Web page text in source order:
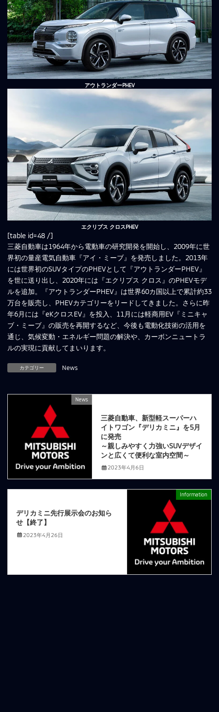
アウトランダーPHEV
エクリプス クロスPHEV
[table id=48 /]
三菱自動車は1964年から電動車の研究開発を開始し、2009年に世
界初の量産電気自動車『アイ・ミーブ』を発売しました。2013年
には世界初のSUVタイプのPHEVとして『アウトランダーPHEV』
を世に送り出し、2020年には『エクリプス クロス』のPHEVモデ
ルを追加。『アウトランダーPHEV』は世界60カ国以上で累計約33
万台を販売し、PHEVカテゴリーをリードしてきました。さらに昨
年6月には『eKクロスEV』を投入、11月には軽商用EV『ミニキャ
ブ・ミーブ』の販売を再開するなど、今後も電動化技術の活用を
通じ、気候変動・エネルギー問題の解決や、カーボンニュートラ
ルの実現に貢献してまいります。
カテゴリー News
News
三菱自動車、新型軽スーパーハ
イトワゴン『デリカミニ』を5月
に発売
～親しみやすく力強いSUVデザイ
ンと広くて便利な室内空間～
2023年4月6日
Information
デリカミニ先行展示会のお知ら
せ【終了】
2023年4月26日